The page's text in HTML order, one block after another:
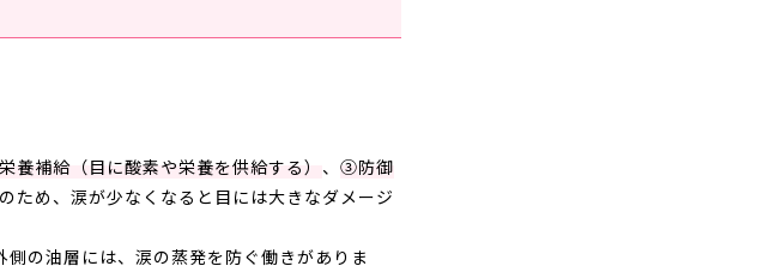
養補給（目に酸素や栄養を供給する） 、 ③防御
ため、涙が少なくなると目には大きなダメージ
側の油層には、涙の蒸発を防ぐ働きがありま